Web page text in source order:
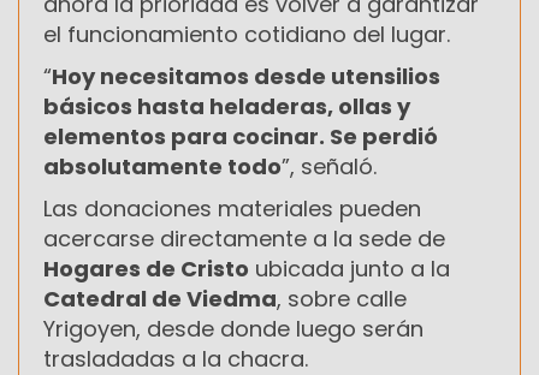
el funcionamiento cotidiano del lugar.
“Hoy necesitamos desde utensilios
básicos hasta heladeras, ollas y
elementos para cocinar. Se perdió
absolutamente todo”, señaló.
Las donaciones materiales pueden
acercarse directamente a la sede de
Hogares de Cristo ubicada junto a la
Catedral de Viedma, sobre calle
Yrigoyen, desde donde luego serán
trasladadas a la chacra.